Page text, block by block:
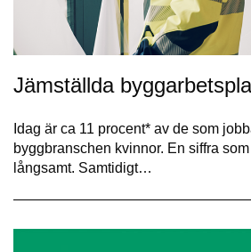
Jämställda
Idag är ca 11 procent* av de som
byggbranschen kvinnor. En siffra
långsamt. Samtidigt…